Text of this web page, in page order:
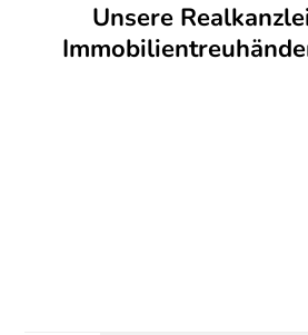
Unsere